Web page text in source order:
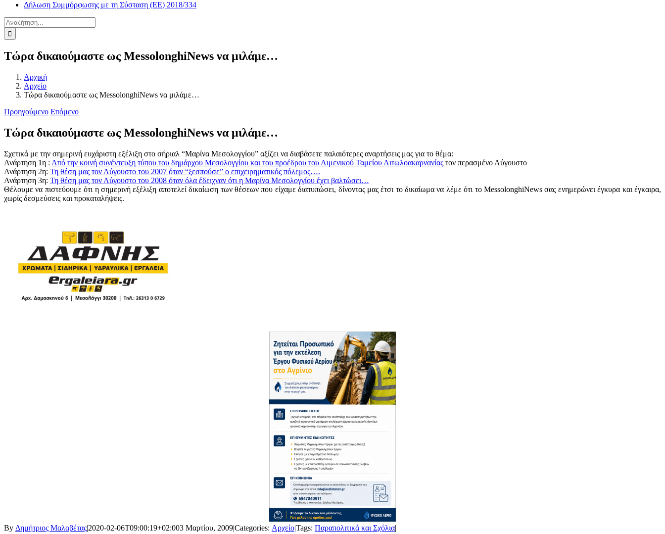
Δήλωση Συμμόρφωσης με τη Σύσταση (ΕΕ) 2018/334
Αναζήτηση
για:
Τώρα δικαιούμαστε ως MessolonghiNews να μιλάμε…
Αρχική
Αρχείο
Τώρα δικαιούμαστε ως MessolonghiNews να μιλάμε…
Προηγούμενο Επόμενο
Τώρα δικαιούμαστε ως MessolonghiNews να μιλάμε…
Σχετικά με την σημερινή ευχάριστη εξέλιξη στο σήριαλ “Μαρίνα Μεσολογγίου” αξίζει να διαβάσετε παλαιότερες αναρτήσεις μας για το θέμα:
Ανάρτηση 1η : Από την κοινή συνέντευξη τύπου του δημάρχου Μεσολογγίου και του προέδρου του Λιμενικού Ταμείου Αιτωλοακαρνανίας τον περασμένο Αύγουστο
Ανάρτηση 2η: Τη θέση μας τον Αύγουστο του 2007 όταν “ξεσπούσε” ο επιχειρηματικός πόλεμος….
Ανάρτηση 3η: Τη θέση μας τον Αύγουστο του 2008 όταν όλα έδειχναν ότι η Μαρίνα Μεσολογγίου έχει βαλτώσει…
Θέλουμε να πιστεύουμε ότι η σημερινή εξέλιξη αποτελεί δικαίωση των θέσεων που είχαμε διατυπώσει, δίνοντας μας έτσι το δικαίωμα να λέμε ότι το MessolonghiNews σας ενημερώνει έγκυρα και έγκαιρα,
χωρίς δεσμεύσεις και προκαταλήψεις.
By Δημήτριος Μαλαβέτας|2020-02-06T09:00:19+02:003 Μαρτίου, 2009|Categories: Αρχείο|Tags: Παραπολιτικά και Σχόλια|